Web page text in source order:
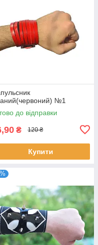
№1
до відправки
₴ 120 ₴
Купити